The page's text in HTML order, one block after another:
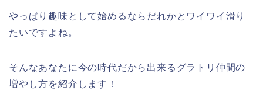
やっぱり趣味として始めるならだれかとワイワイ滑り
たいですよね。
そんなあなたに今の時代だから出来るグラトリ仲間の
増やし方を紹介します！